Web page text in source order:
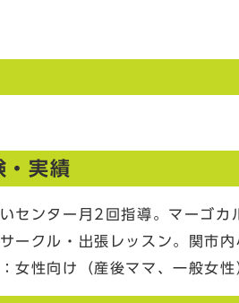
・実績
センター月2回指導。マーゴ
ークル・出張レッスン。関市
女性向け（産後ママ、一般女